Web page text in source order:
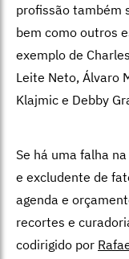
profissão também
bem como outros
exemplo de
Leite Neto, Álvaro
Klajmic e Debby
Se há uma falha
e excludente de
agenda e
recortes e
codirigido por